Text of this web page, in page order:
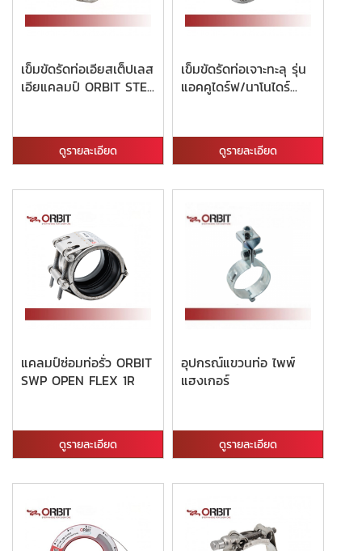
เข็มขัดรัดท่อเอียสเต็ปเลส
เอียแคลมป์ ORBIT STE...
ดูรายละเอียด
เข็มขัดรัดท่อเจาะทะลุ รุ่น
แอคคูไดร์ฟ/นาโนไดร์...
ดูรายละเอียด
แคลมป์ซ่อมท่อรั่ว ORBIT
SWP OPEN FLEX 1R
ดูรายละเอียด
อุปกรณ์แขวนท่อ ไพพ์
แฮงเกอร์
ดูรายละเอียด